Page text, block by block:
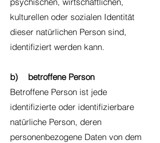
kulturellen oder sozialen Identität
dieser natürlichen Person sind,
identifiziert werden kann.
b) betroffene Person
Betroffene Person ist jede
identifizierte oder identifizierbare
natürliche Person, deren
personenbezogene Daten von dem